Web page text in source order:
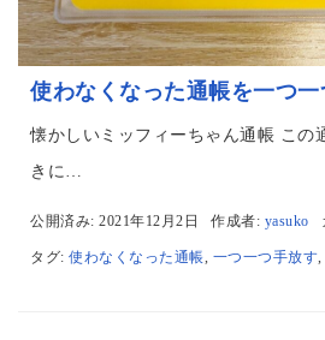
使わなくなった通帳を一つ
懐かしいミッフィーちゃん通帳 この
きに…
公開済み: 2021年12月2日 作成者: yasuko
タグ: 使わなくなった通帳, 一つ一つ手放す,